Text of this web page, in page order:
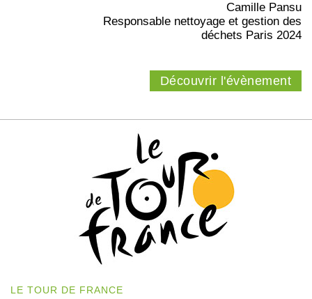
Camille Pansu
Responsable nettoyage et gestion des
déchets Paris 2024
Découvrir l'évènement
LE TOUR DE FRANCE